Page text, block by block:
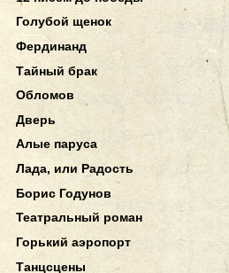
Голубой щенок
Фердинанд
Тайный брак
Обломов
Дверь
Алые паруса
Лада, или Радость
Борис Годунов
Театральный роман
Горький аэропорт
Танцсцены